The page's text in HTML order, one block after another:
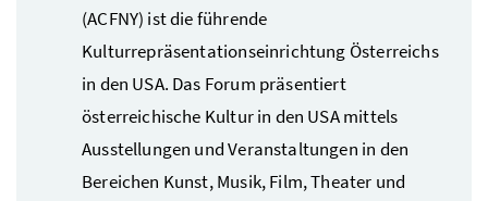
(ACFNY) ist die führende
Kulturrepräsentationseinrichtung Österreichs
in den USA. Das Forum präsentiert
österreichische Kultur in den USA mittels
Ausstellungen und Veranstaltungen in den
Bereichen Kunst, Musik, Film, Theater und